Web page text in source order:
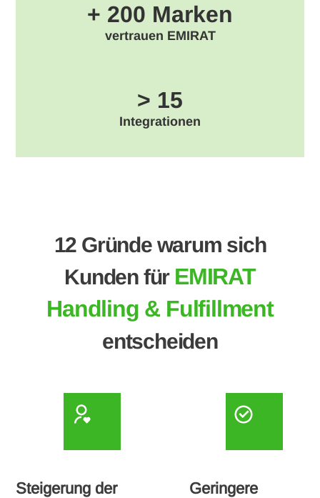
+ 200 Marken
vertrauen EMIRAT
> 15
Integrationen
12 Gründe warum sich
Kunden für EMIRAT
Handling & Fulfillment
entscheiden
Steigerung der
Geringere